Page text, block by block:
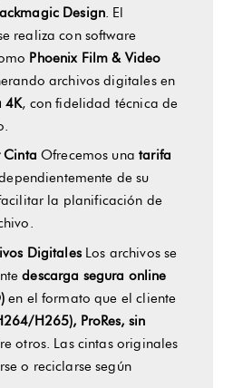
Design. El
realiza con software
Phoenix Film & Video
archivos digitales en
4K, con fidelidad técnica de
Cinta Ofrecemos unatarifa
de su
la planificación de
DigitalesLos archivos se
descarga segura online
en el formato que el cliente
H265), ProRes, sin
otros. Las cintas originales
o reciclarse según